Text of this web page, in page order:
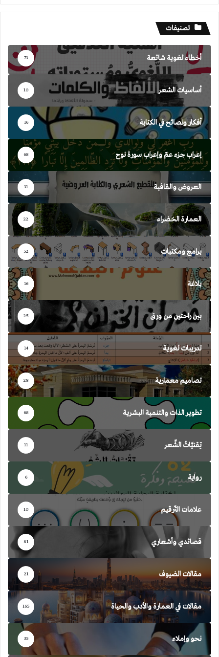
تصنيفات
أخطاء لغوية شائعة 73
أساسيات الشعر 10
أفكار ونصائح في الكتابة 16
إعراب جزء عمّ وإعراب سورة نوح 68
العروض والقافية 31
العمارة الخضراء 22
برامج ومكتبات 52
بلاغة 16
بين راحتين من ورق 25
تدريبات لغوية 14
تصاميم معمارية 28
تطوير الذات والتنمية البشرية 68
تِقنيَّاتُ الشِّعر 11
رواية 6
علامات التّرقيم 10
قصائدي وأشعاري 81
مقالات الضيوف 21
مقالات في العمارة والأدب والحياة 165
نحو وإملاء 35